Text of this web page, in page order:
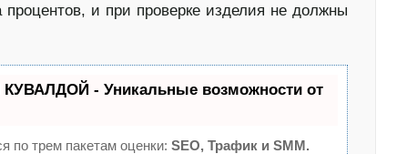
и при проверке изделия не должны
- Уникальные возможности от
по трем пакетам оценки:SEO, Трафик и SMM.